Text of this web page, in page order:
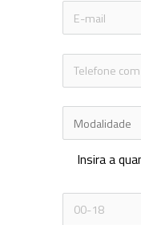
Insira a